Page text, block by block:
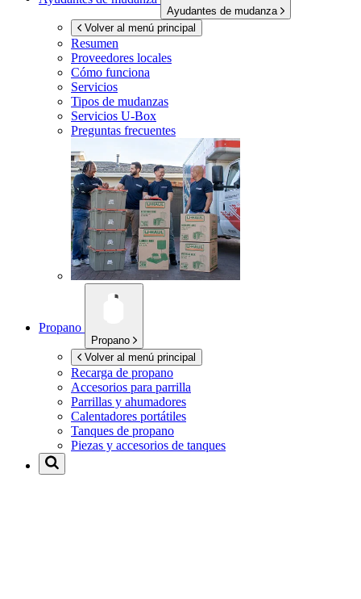
Ayudantes de mudanza
Volver al menú principal
Resumen
Proveedores locales
Cómo funciona
Servicios
Tipos de mudanzas
Servicios U-Box
Preguntas frecuentes
Propano
Propano
Volver al menú principal
Recarga de propano
Accesorios para parrilla
Parrillas y ahumadores
Calentadores portátiles
Tanques de propano
Piezas y accesorios de tanques